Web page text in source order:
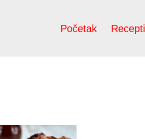
Početak Recepti